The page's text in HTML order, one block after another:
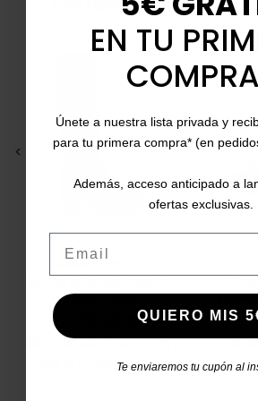
< >
MISS ELASTIC
Botas altas en marrón
Caro 78018
41
66,00 € Precio base
84,95 € -23%
(6 opiniones)
<
¡EN
EN TU
Únete a nuestra lista privada y
para tu primera compra* (en
Además, acceso anticipado a
ofertas exclusivas.
QUIERO MIS
Te enviaremos tu cupón al